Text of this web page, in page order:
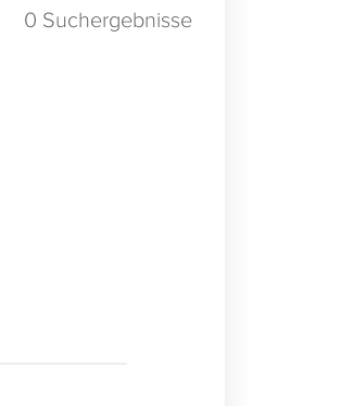
0 Suchergebnisse